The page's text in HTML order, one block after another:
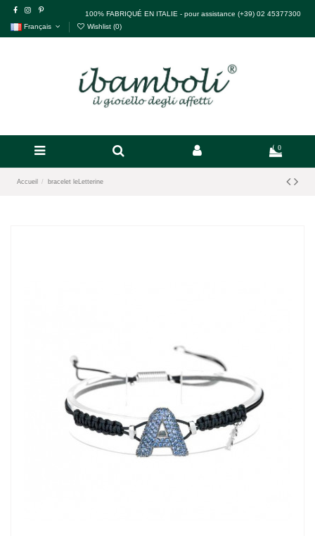
100% FABRIQUÉ EN ITALIE - pour assistance (+39) 02 45377300
Français
Wishlist (0)
0
Accueil bracelet leLetterine